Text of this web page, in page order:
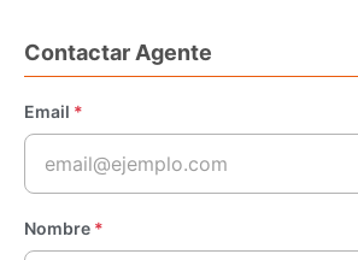
Contactar Agente
Email *
Nombre *